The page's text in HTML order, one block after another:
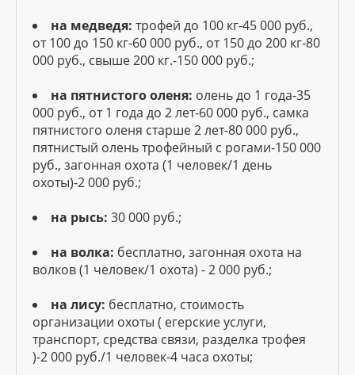
на медведя: трофей до 100 кг-45 000 руб.,
от 100 до 150 кг-60 000 руб., от 150 до 200 кг-80
000 руб., свыше 200 кг.-150 000 руб.;
на пятнистого оленя: олень до 1 года-35
000 руб., от 1 года до 2 лет-60 000 руб., самка
пятнистого оленя старше 2 лет-80 000 руб.,
пятнистый олень трофейный с рогами-150 000
руб., загонная охота (1 человек/1 день
охоты)-2 000 руб.;
на рысь: 30 000 руб.;
на волка: бесплатно, загонная охота на
волков (1 человек/1 охота) - 2 000 руб.;
на лису: бесплатно, стоимость
организации охоты ( егерские услуги,
транспорт, средства связи, разделка трофея
)-2 000 руб./1 человек-4 часа охоты;